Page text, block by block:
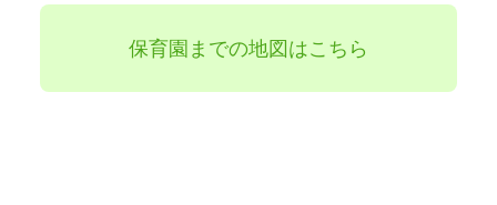
保育園までの地図はこちら